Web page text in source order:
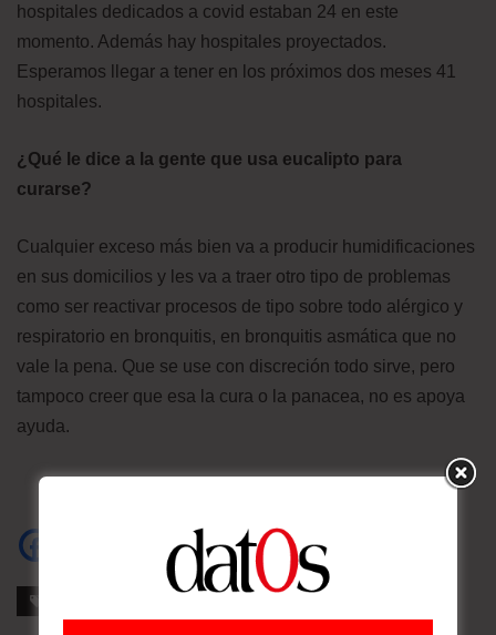
hospitales dedicados a covid estaban 24 en este
momento. Además hay hospitales proyectados.
Esperamos llegar a tener en los próximos dos meses 41
hospitales.
¿Qué le dice a la gente que usa eucalipto para
curarse?
Cualquier exceso más bien va a producir humidificaciones
en sus domicilios y les va a traer otro tipo de problemas
como ser reactivar procesos de tipo sobre todo alérgico y
respiratorio en bronquitis, en bronquitis asmática que no
vale la pena. Que se use con discreción todo sirve, pero
tampoco creer que esa la cura o la panacea, no es apoya
ayuda.